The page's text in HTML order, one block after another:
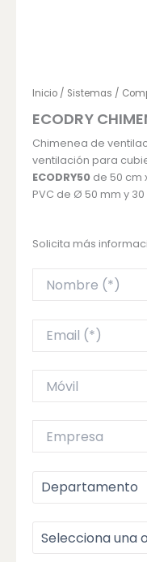
Inicio / Sistemas /
ECODRY
Chimenea de
ventilación para
ECODRY50 de 50 cm
PVC de Ø 50 mm y
Solicita más